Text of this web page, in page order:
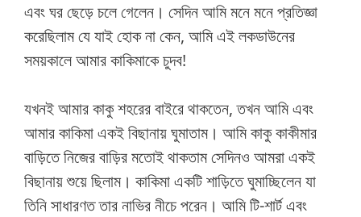
এবং ঘর ছেড়ে চলে গেলেন। সেদিন আমি মনে মনে প্রতিজ্ঞা
করেছিলাম যে যাই হোক না কেন, আমি এই লকডাউনের
সময়কালে আমার কাকিমাকে চুদব!
যখনই আমার কাকু শহরের বাইরে থাকতেন, তখন আমি এবং
আমার কাকিমা একই বিছানায় ঘুমাতাম। আমি কাকু কাকীমার
বাড়িতে নিজের বাড়ির মতোই থাকতাম সেদিনও আমরা একই
বিছানায় শুয়ে ছিলাম। কাকিমা একটি শাড়িতে ঘুমাচ্ছিলেন যা
তিনি সাধারণত তার নাভির নীচে পরেন। আমি টি-শার্ট এবং